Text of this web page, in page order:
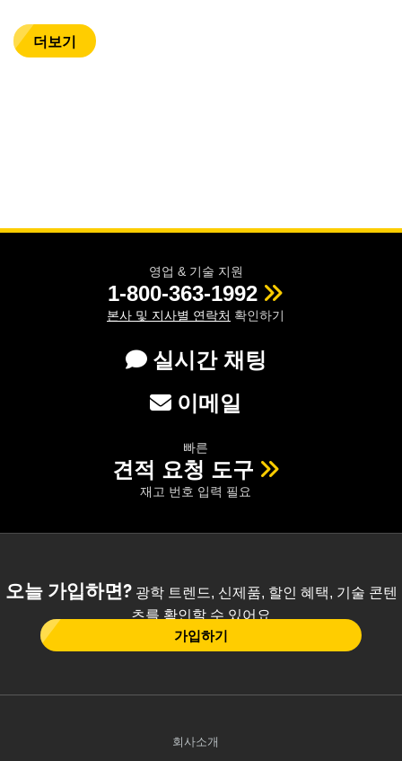
더보기
영업 & 기술 지원
1-800-363-1992
본사 및 지사별 연락처 확인하기
실시간 채팅
이메일
빠른
견적 요청 도구
재고 번호 입력 필요
오늘 가입하면?광학 트렌드, 신제품, 할인 혜택, 기술 콘텐
츠를 확인할 수 있어요
가입하기
회사소개